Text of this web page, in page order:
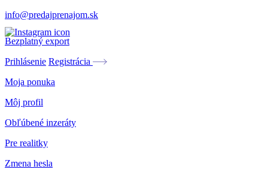
info@predajprenajom.sk
Bezplatný export
Prihlásenie Registrácia
Moja ponuka
Môj profil
Obľúbené inzeráty
Pre realitky
Zmena hesla